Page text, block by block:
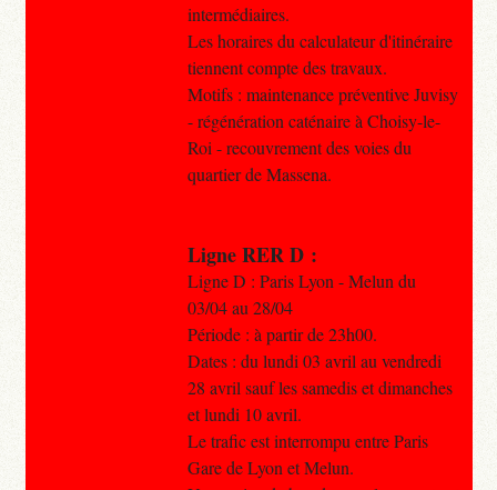
intermédiaires.
Les horaires du calculateur d'itinéraire
tiennent compte des travaux.
Motifs : maintenance préventive Juvisy
- régénération caténaire à Choisy-le-
Roi - recouvrement des voies du
quartier de Massena.
Ligne RER D :
Ligne D : Paris Lyon - Melun du
03/04 au 28/04
Période : à partir de 23h00.
Dates : du lundi 03 avril au vendredi
28 avril sauf les samedis et dimanches
et lundi 10 avril.
Le trafic est interrompu entre Paris
Gare de Lyon et Melun.